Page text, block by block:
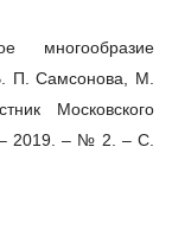
многообразие
П. Самсонова, М.
Московского
– 2019. – № 2. – С.